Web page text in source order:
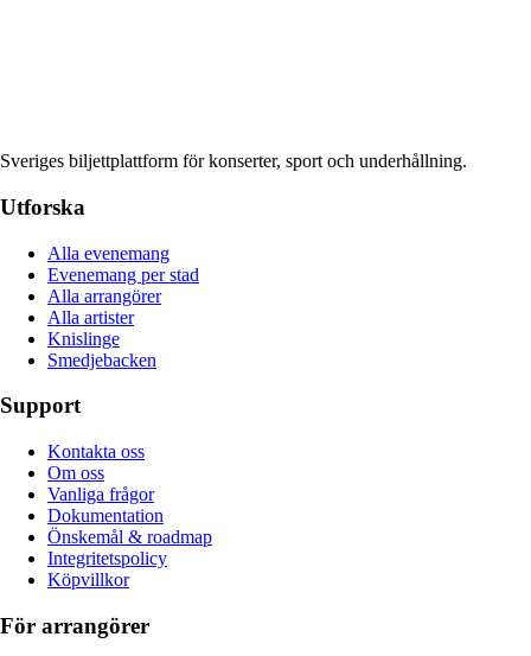
Sveriges biljettplattform för konserter, sport och underhållning.
Utforska
Alla evenemang
Evenemang per stad
Alla arrangörer
Alla artister
Knislinge
Smedjebacken
Support
Kontakta oss
Om oss
Vanliga frågor
Dokumentation
Önskemål & roadmap
Integritetspolicy
Köpvillkor
För arrangörer